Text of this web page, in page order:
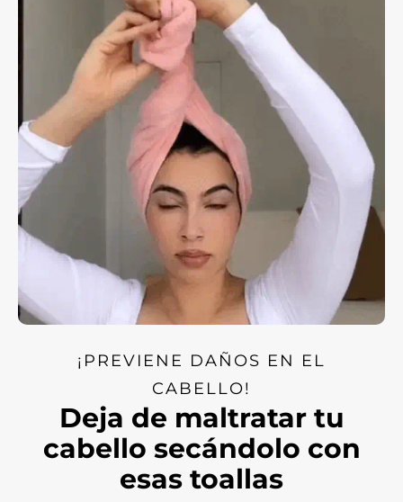
tiempo que necesitas para usar un secador.
¡PREVIENE DAÑOS EN EL
CABELLO!
Deja de maltratar tu
cabello secándolo con
esas toallas